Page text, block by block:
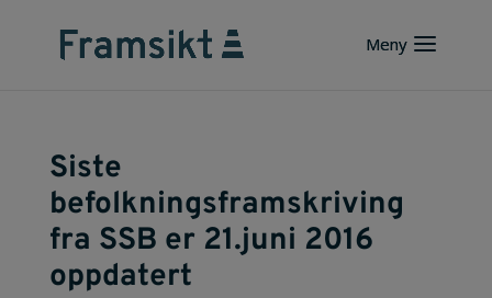
Siste
befolkningsframskriving
fra SSB er 21.juni 2016
oppdatert